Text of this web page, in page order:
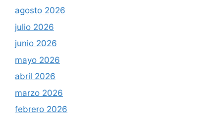
agosto 2026
julio 2026
junio 2026
mayo 2026
abril 2026
marzo 2026
febrero 2026